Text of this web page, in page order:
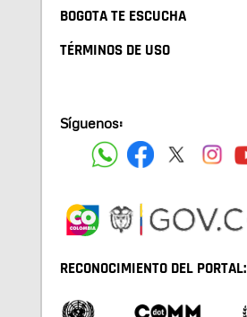
BOGOTA TE ESCUCHA
TÉRMINOS DE USO
Síguenos:
RECONOCIMIENTO DEL PORTAL: